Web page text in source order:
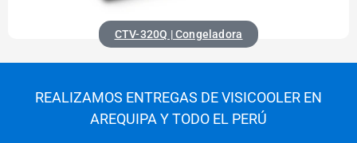
CTV-320Q | Congeladora
REALIZAMOS ENTREGAS DE VISICOOLER EN
AREQUIPA Y TODO EL PERÚ